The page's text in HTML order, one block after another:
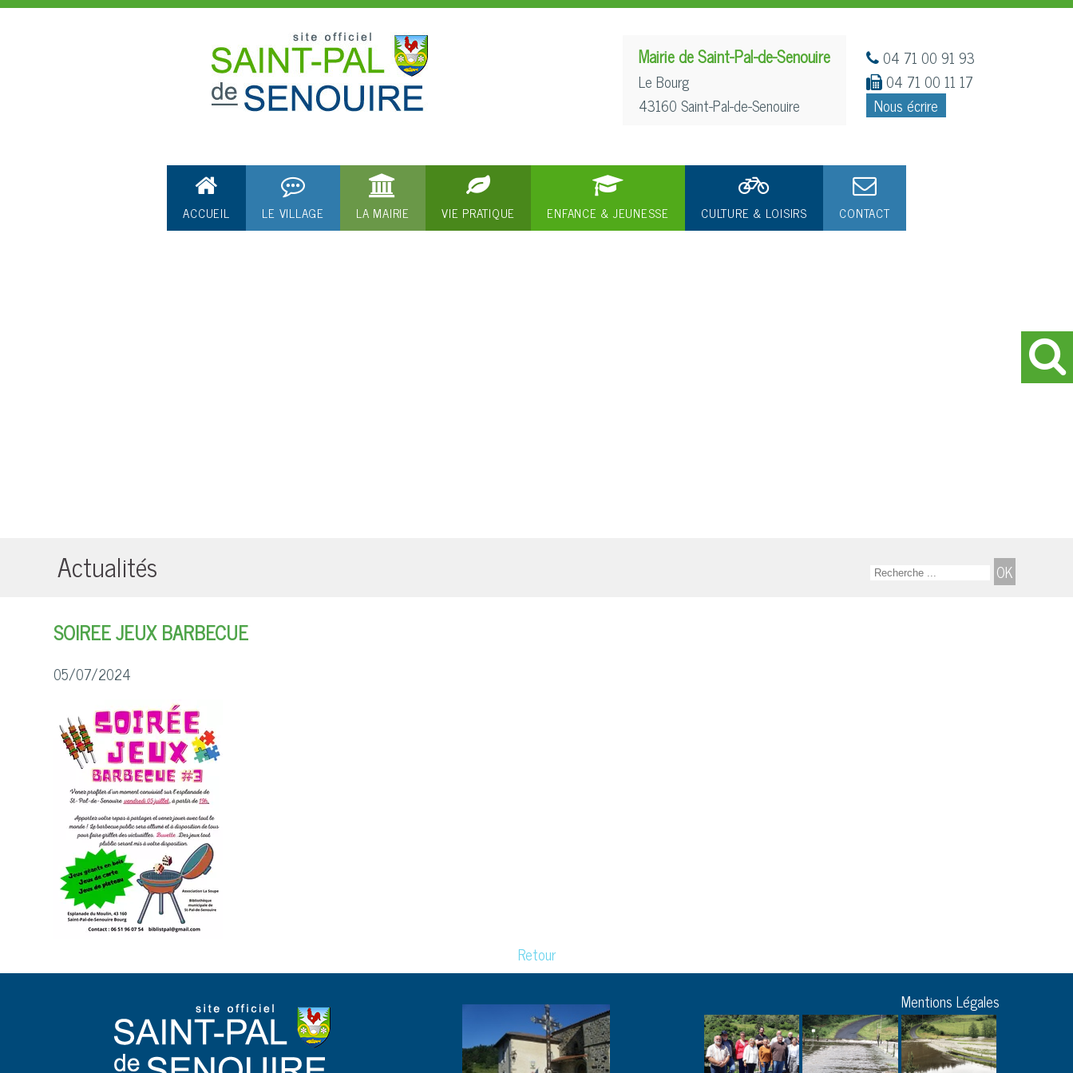
Mairie de Saint-Pal-de-Senouire
Le Bourg
43160 Saint-Pal-de-Senouire
04 71 00 91 93
04 71 00 11 17
Nous écrire
ACCUEIL LE VILLAGE LA MAIRIE VIE PRATIQUE ENFANCE & JEUNESSE CULTURE & LOISIRS CONTACT
Actualités
SOIREE JEUX BARBECUE
05/07/2024
Retour
Mentions Légales